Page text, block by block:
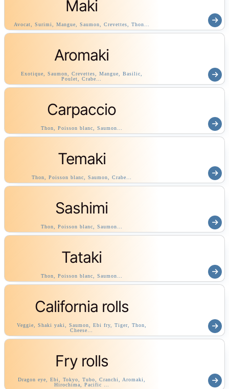
Maki
Avocat, Surimi, Mangue, Saumon, Crevettes, Thon…
Aromaki
Exotique, Saumon, Crevettes, Mangue, Basilic,
Poulet, Crabe…
Carpaccio
Thon, Poisson blanc, Saumon…
Temaki
Thon, Poisson blanc, Saumon, Crabe…
Sashimi
Thon, Poisson blanc, Saumon…
Tataki
Thon, Poisson blanc, Saumon…
California rolls
Veggie, Shaki yaki, Saumon, Ebi fry, Tiger, Thon,
Cheese…
Fry rolls
Dragon eye, Ebi, Tokyo, Tubo, Cranchi, Aromaki,
Hirochima, Pacific …